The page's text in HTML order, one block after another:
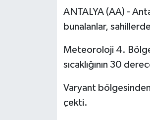
ANTALYA (AA) -
bunalanlar,
Meteoroloji 4. Bölge
sıcaklığının 30
Varyant
çekti.